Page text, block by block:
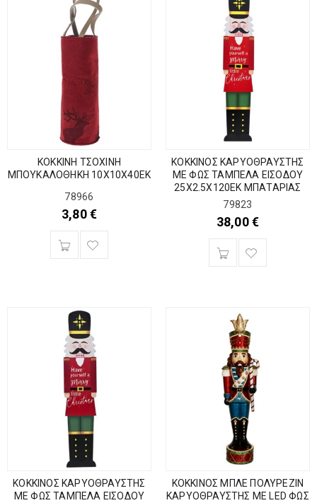
ΚΟΚΚΙΝΗ ΤΣΟΧΙΝΗ
ΜΠΟΥΚΑΛΟΘΗΚΗ 10Χ10Χ40ΕΚ
78966
3,80€
ΚΟΚΚΙΝΟΣ ΚΑΡΥΟΘΡΑΥΣΤΗΣ
ΜΕ ΦΩΣ ΤΑΜΠΕΛΑ ΕΙΣΟΔΟΥ
25Χ2.5Χ120ΕΚ ΜΠΑΤΑΡΙΑΣ
79823
38,00€
ΚΟΚΚΙΝΟΣ ΚΑΡΥΟΘΡΑΥΣΤΗΣ
ΜΕ ΦΩΣ ΤΑΜΠΕΛΑ ΕΙΣΟΔΟΥ
ΚΟΚΚΙΝΟΣ ΜΠΛΕ ΠΟΛΥΡΕΖΙΝ
ΚΑΡΥΟΘΡΑΥΣΤΗΣ ΜΕ LED ΦΩΣ